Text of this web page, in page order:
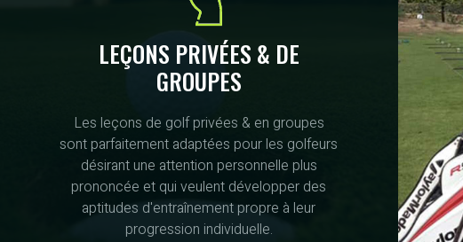
LEÇONS PRIVÉES & DE
GROUPES
Les leçons de golf privées & en groupes
sont parfaitement adaptées pour les golfeurs
désirant une attention personnelle plus
prononcée et qui veulent développer des
aptitudes d'entraînement propre à leur
progression individuelle.